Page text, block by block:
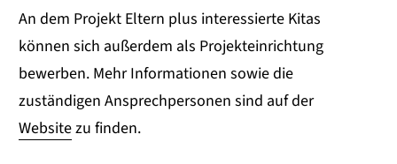
An dem Projekt Eltern plus interessierte Kitas
können sich außerdem als Projekteinrichtung
bewerben. Mehr Informationen sowie die
zuständigen Ansprechpersonen sind auf der
Websitezu finden.